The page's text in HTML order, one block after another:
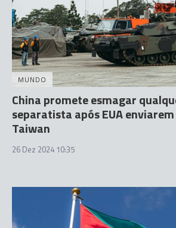
MUNDO
China promete esmagar
separatista após EUA
Taiwan
26 Dez 2024 10:35